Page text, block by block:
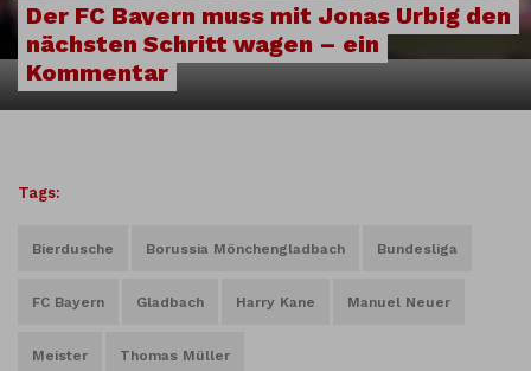
Der FC Bayern muss mit Jonas Urbig den
nächsten Schritt wagen – ein
Kommentar
Tags:
Bierdusche Borussia Mönchengladbach Bundesliga
FC Bayern Gladbach Harry Kane Manuel Neuer
Meister Thomas Müller